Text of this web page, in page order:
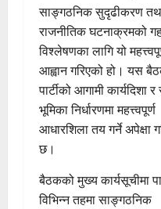
साङ्गठनिक सुदृढीकरण तथा
राजनीतिक घटनाक्रमको
विश्लेषणका लागि यो
आह्वान गरिएको हो। यस
पार्टीको आगामी कार्यदिशा
भूमिका निर्धारणमा महत्त्वपूर्ण
आधारशिला तय गर्ने अपेक्षा
छ।
बैठकको मुख्य कार्यसूचीमा
विभिन्न तहमा साङ्गठनिक